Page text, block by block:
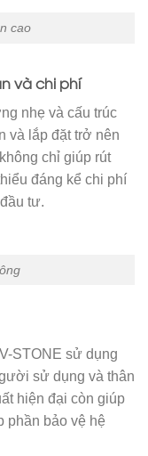
cao
và chi phí
nhẹ và cấu trúc
và lắp đặt trở nên
chỉ giúp rút
đáng kể chi phí
tư.
STONE sử dụng
sử dụng và thân
hiện đại còn giúp
phần bảo vệ hệ